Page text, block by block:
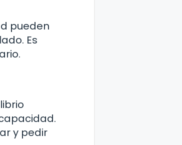
pueden
Es
y pedir